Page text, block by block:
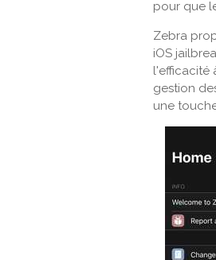
pour que
Zebra
iOS
l'efficacité
gestion
une